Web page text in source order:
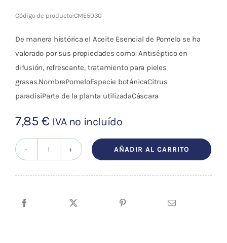
Material
Material de
enseñanza
OFERTAS
Código de producto:CME5030
De manera histórica el Aceite Esencial de Pomelo se ha
valorado por sus propiedades como: Antiséptico en
difusión, refrescante, tratamiento para pieles
grasas.NombrePomeloEspecie botánicaCitrus
paradisiParte de la planta utilizadaCáscara
7,85€ IVA no incluído
AÑADIR AL CARRITO